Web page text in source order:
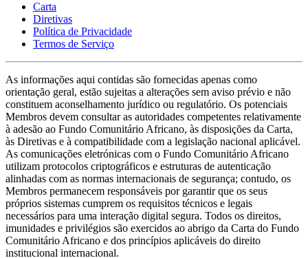
Carta
Diretivas
Política de Privacidade
Termos de Serviço
As informações aqui contidas são fornecidas apenas como
orientação geral, estão sujeitas a alterações sem aviso prévio e não
constituem aconselhamento jurídico ou regulatório. Os potenciais
Membros devem consultar as autoridades competentes relativamente
à adesão ao Fundo Comunitário Africano, às disposições da Carta,
às Diretivas e à compatibilidade com a legislação nacional aplicável.
As comunicações eletrónicas com o Fundo Comunitário Africano
utilizam protocolos criptográficos e estruturas de autenticação
alinhadas com as normas internacionais de segurança; contudo, os
Membros permanecem responsáveis por garantir que os seus
próprios sistemas cumprem os requisitos técnicos e legais
necessários para uma interação digital segura. Todos os direitos,
imunidades e privilégios são exercidos ao abrigo da Carta do Fundo
Comunitário Africano e dos princípios aplicáveis do direito
institucional internacional.